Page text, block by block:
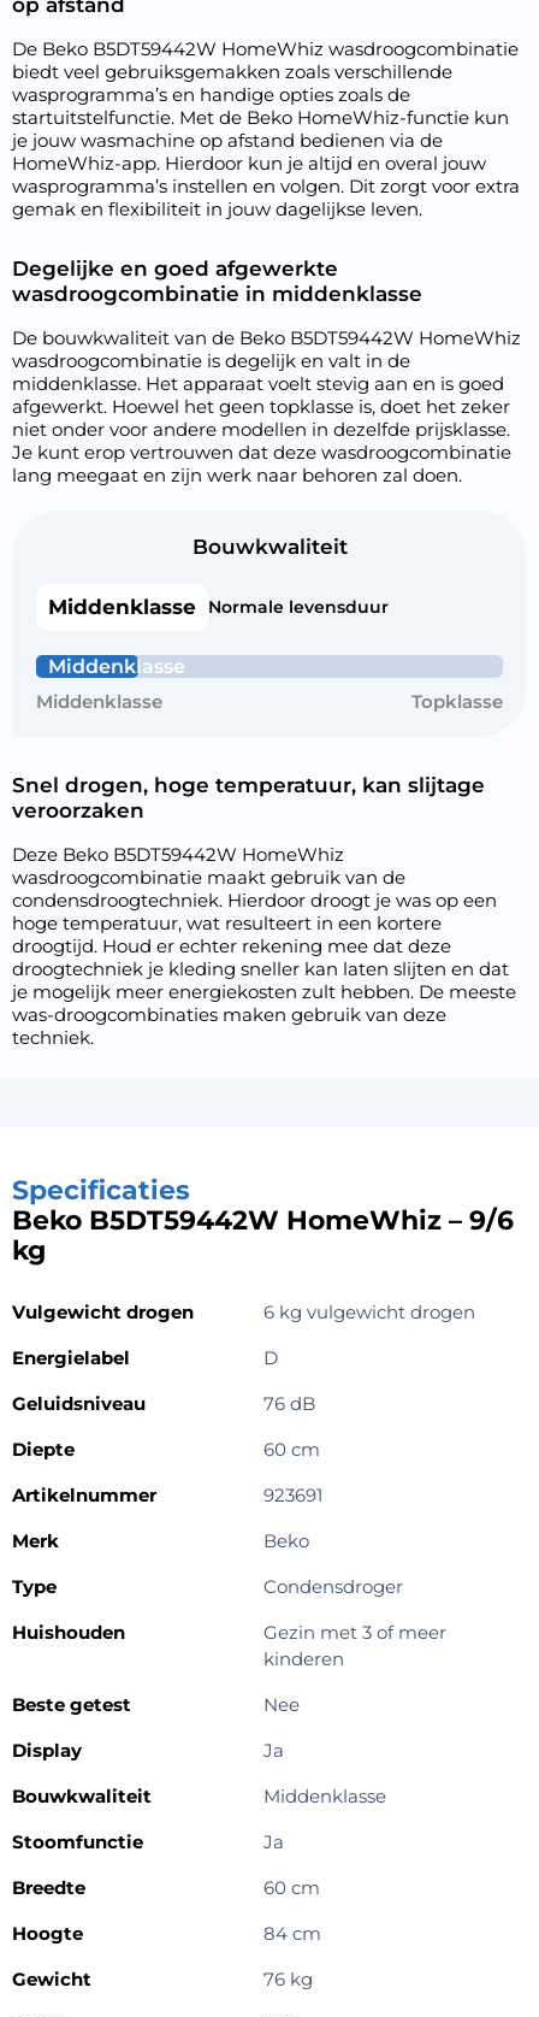
op afstand
De Beko B5DT59442W HomeWhiz wasdroogcombinatie
biedt veel gebruiksgemakken zoals verschillende
wasprogramma’s en handige opties zoals de
startuitstelfunctie. Met de Beko HomeWhiz-functie kun
je jouw wasmachine op afstand bedienen via de
HomeWhiz-app. Hierdoor kun je altijd en overal jouw
wasprogramma’s instellen en volgen. Dit zorgt voor extra
gemak en flexibiliteit in jouw dagelijkse leven.
Degelijke en goed afgewerkte
wasdroogcombinatie in middenklasse
De bouwkwaliteit van de Beko B5DT59442W HomeWhiz
wasdroogcombinatie is degelijk en valt in de
middenklasse. Het apparaat voelt stevig aan en is goed
afgewerkt. Hoewel het geen topklasse is, doet het zeker
niet onder voor andere modellen in dezelfde prijsklasse.
Je kunt erop vertrouwen dat deze wasdroogcombinatie
lang meegaat en zijn werk naar behoren zal doen.
Bouwkwaliteit
Middenklasse Normale levensduur
Middenklasse
Middenklasse
Topklasse
Snel drogen, hoge temperatuur, kan slijtage
veroorzaken
Deze Beko B5DT59442W HomeWhiz
wasdroogcombinatie maakt gebruik van de
condensdroogtechniek. Hierdoor droogt je was op een
hoge temperatuur, wat resulteert in een kortere
droogtijd. Houd er echter rekening mee dat deze
droogtechniek je kleding sneller kan laten slijten en dat
je mogelijk meer energiekosten zult hebben. De meeste
was-droogcombinaties maken gebruik van deze
techniek.
Specificaties
Beko B5DT59442W HomeWhiz – 9/6
kg
Vulgewicht drogen
6 kg vulgewicht drogen
Energielabel
D
Geluidsniveau
76 dB
Diepte
60 cm
Artikelnummer
923691
Merk
Beko
Type
Condensdroger
Huishouden
Gezin met 3 of meer
kinderen
Beste getest
Nee
Display
Ja
Bouwkwaliteit
Middenklasse
Stoomfunctie
Ja
Breedte
60 cm
Hoogte
84 cm
Gewicht
76 kg